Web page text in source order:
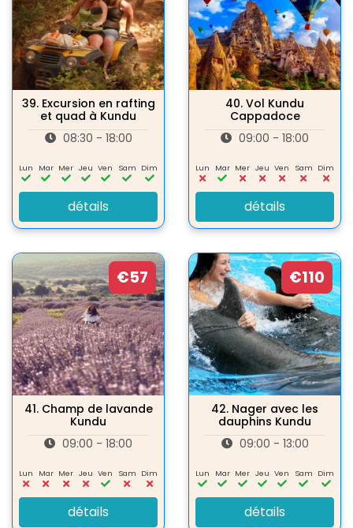
39. Excursion en rafting
et quad à Kundu
08:30 - 18:00
Lun Mar Mer Jeu Ven Sam Dim
détails
40. Vol Kundu
Cappadoce
09:00 - 18:00
Lun Mar Mer Jeu Ven Sam Dim
détails
€57
41. Champ de lavande
Kundu
09:00 - 18:00
Lun Mar Mer Jeu Ven Sam Dim
détails
€110
42. Nager avec les
dauphins Kundu
09:00 - 13:00
Lun Mar Mer Jeu Ven Sam Dim
détails